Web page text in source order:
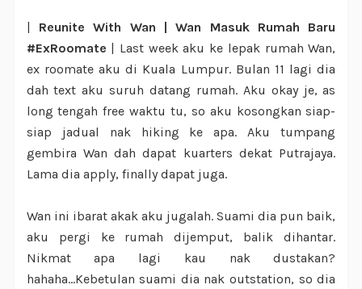
| Reunite With Wan | Wan Masuk Rumah Baru
#ExRoomate | Last week aku ke lepak rumah Wan,
ex roomate aku di Kuala Lumpur. Bulan 11 lagi dia
dah text aku suruh datang rumah. Aku okay je, as
long tengah free waktu tu, so aku kosongkan siap-
siap jadual nak hiking ke apa. Aku tumpang
gembira Wan dah dapat kuarters dekat Putrajaya.
Lama dia apply, finally dapat juga.
Wan ini ibarat akak aku jugalah. Suami dia pun baik,
aku pergi ke rumah dijemput, balik dihantar.
Nikmat apa lagi kau nak dustakan?
hahaha...Kebetulan suami dia nak outstation, so dia